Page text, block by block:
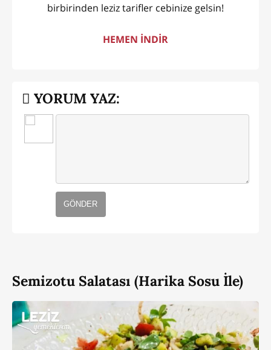
birbirinden leziz tarifler cebinize gelsin!
HEMEN İNDİR
YORUM YAZ:
GÖNDER
Semizotu Salatası (Harika Sosu İle)